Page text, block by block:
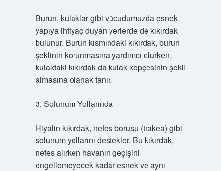
Burun, kulaklar gibi vücudumuzda esnek
yapıya ihtiyaç duyan yerlerde de kıkırdak
bulunur. Burun kısmındaki kıkırdak, burun
şeklinin korunmasına yardımcı olurken,
kulaktaki kıkırdak da kulak kepçesinin şekil
almasına olanak tanır.
3. Solunum Yollarında
Hiyalin kıkırdak, nefes borusu (trakea) gibi
solunum yollarını destekler. Bu kıkırdak,
nefes alırken havanın geçişini
engellemeyecek kadar esnek ve aynı